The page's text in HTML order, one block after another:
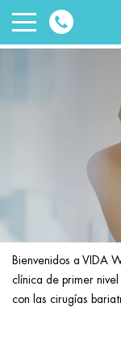
menu
Bienvenidos a VIDA
clínica de primer
con las cirugías